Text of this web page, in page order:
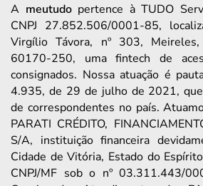
A meutudopertence à TUDO
CNPJ 27.852.506/0001-85,
Virgílio Távora, nº 303, Meireles,
60170-250, uma fintech de
consignados. Nossa atuação é
4.935, de 29 de julho de 2021,
de correspondentes no país.
PARATI CRÉDITO,
S/A, instituição financeira
Cidade de Vitória, Estado do
CNPJ/MF sob o nº 03.311.443/